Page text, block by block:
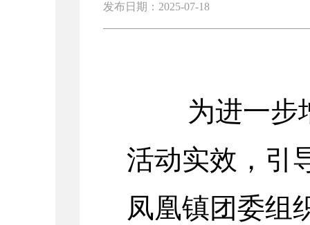
发布日期：2025-07-18
为进一步增
活动实效，引
凤凰镇团委组